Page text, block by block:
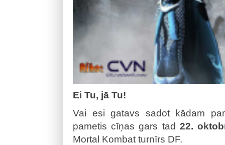
Ei Tu, jā Tu!
Vai esi gatavs sadot kādam
pametis cīņas gars tad 22.
Mortal Kombat turnīrs DF.